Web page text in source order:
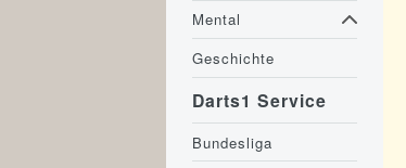
Mental
Geschichte
Darts1 Service
Bundesliga